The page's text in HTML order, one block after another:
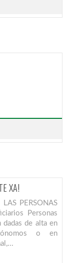
XA!
PERSONAS
Personas
dadas de alta en
o en